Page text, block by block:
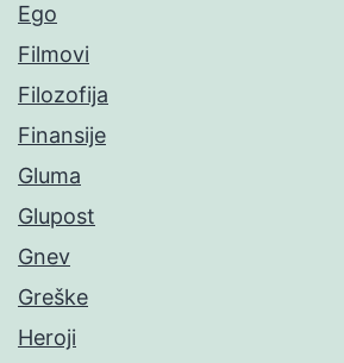
Ego
Filmovi
Filozofija
Finansije
Gluma
Glupost
Gnev
Greške
Heroji